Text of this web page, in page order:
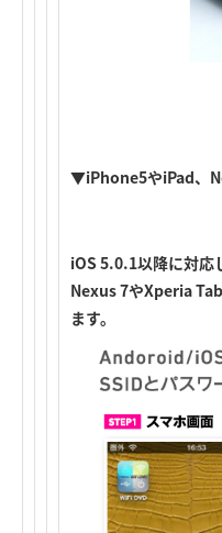
▼iPhone5やiPad、
iOS 5.0.1以降に対
Nexus 7やXperia
ます。